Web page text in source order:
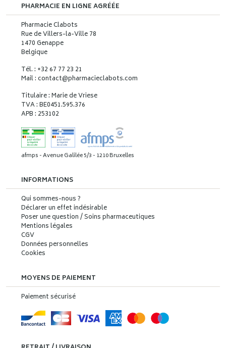
PHARMACIE EN LIGNE AGRÉÉE
Pharmacie Clabots
Rue de Villers-la-Ville 78
1470 Genappe
Belgique
Tél. : +32 67 77 23 21
Mail : contact@pharmacieclabots.com
Titulaire : Marie de Vriese
TVA : BE0451.595.376
APB : 253102
afmps - Avenue Galilée 5/3 - 1210 Bruxelles
INFORMATIONS
Qui sommes-nous ?
Déclarer un effet indésirable
Poser une question / Soins pharmaceutiques
Mentions légales
CGV
Données personnelles
Cookies
MOYENS DE PAIEMENT
Paiement sécurisé